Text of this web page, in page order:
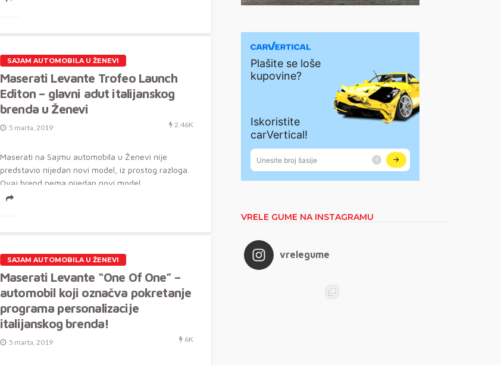
SAJAM AUTOMOBILA U ŽENEVI
Maserati Levante Trofeo Launch
Editon – glavni adut italijanskog
brenda u Ženevi
5 marta, 2019 2.46K
Maserati na Sajmu automobila u Ženevi nije
predstavio nijedan novi model, iz prostog razloga.
Ovaj brend nema nijedan novi model....
SAJAM AUTOMOBILA U ŽENEVI
Maserati Levante “One Of One” –
automobil koji označva pokretanje
programa personalizacije
italijanskog brenda!
5 marta, 2019 6K
VRELE GUME NA INSTAGRAMU
vrelegume